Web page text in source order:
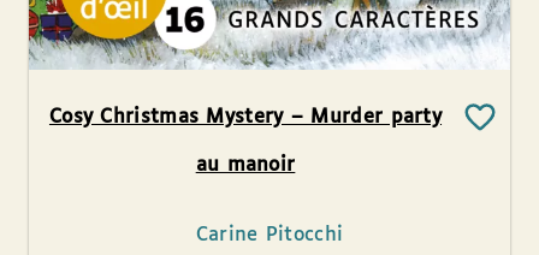
Cosy Christmas Mystery – Murder party
au manoir
Carine Pitocchi